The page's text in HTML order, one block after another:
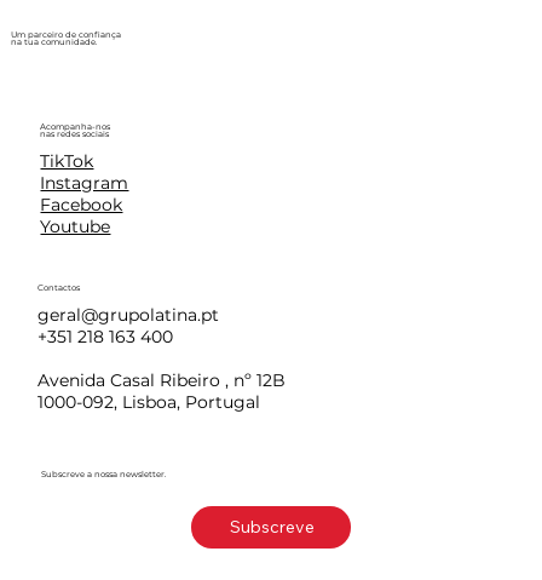
Um parceiro de confiança
na tua comunidade.
Acompanha-nos
nas redes sociais
TikTok
Instagram
Facebook
Youtube
Contactos
geral@grupolatina.pt
+351 218 163 400
Avenida Casal Ribeiro , nº 12B
1000-092, Lisboa, Portugal
Subscreve a nossa newsletter.
Subscreve